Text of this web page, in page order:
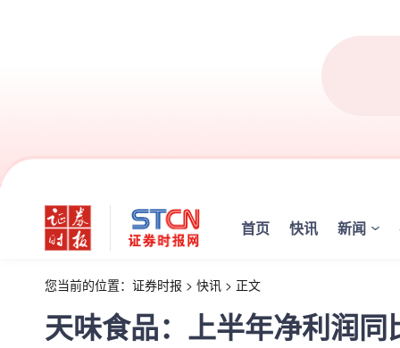
首页 快讯 新闻
您当前的位置： 证券时报 > 快讯 > 正文
天味食品：上半年净利润